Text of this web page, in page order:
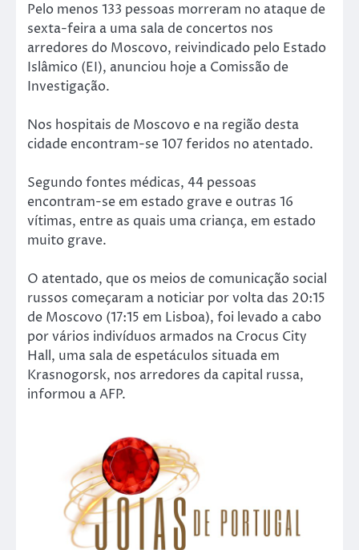
Pelo menos 133 pessoas morreram no ataque de
sexta-feira a uma sala de concertos nos
arredores do Moscovo, reivindicado pelo Estado
Islâmico (EI), anunciou hoje a Comissão de
Investigação.
Nos hospitais de Moscovo e na região desta
cidade encontram-se 107 feridos no atentado.
Segundo fontes médicas, 44 pessoas
encontram-se em estado grave e outras 16
vítimas, entre as quais uma criança, em estado
muito grave.
O atentado, que os meios de comunicação social
russos começaram a noticiar por volta das 20:15
de Moscovo (17:15 em Lisboa), foi levado a cabo
por vários indivíduos armados na Crocus City
Hall, uma sala de espetáculos situada em
Krasnogorsk, nos arredores da capital russa,
informou a AFP.